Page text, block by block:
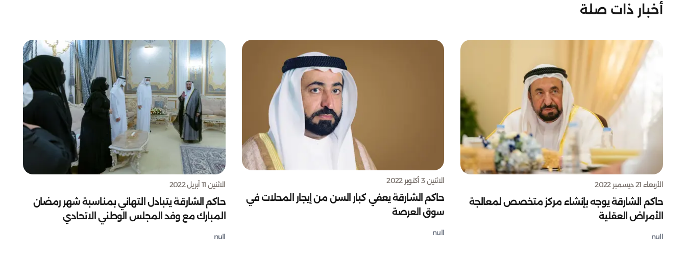
أخبار ذات صلة
الأربعاء 21 ديسمبر 2022
حاكم الشارقة يوجه بإنشاء مركز متخصص لمعالجة
الأمراض العقلية
null
الاثنين 3 أكتوبر 2022
حاكم الشارقة يعفي كبار السن من إيجار المحلات في
سوق العرصة
null
الاثنين 11 أبريل 2022
حاكم الشارقة يتبادل التهاني بمناسبة شهر رمضان
المبارك مع وفد المجلس الوطني الاتحادي
null